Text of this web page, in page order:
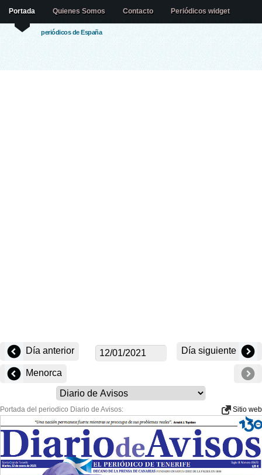
periódicos de España
Portada Quienes Somos Contacto Periódicos widget
Día anterior Día siguiente
Menorca
Portada del periodico Diario de Avisos: Sitio web